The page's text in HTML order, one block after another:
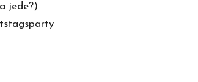
jede?)